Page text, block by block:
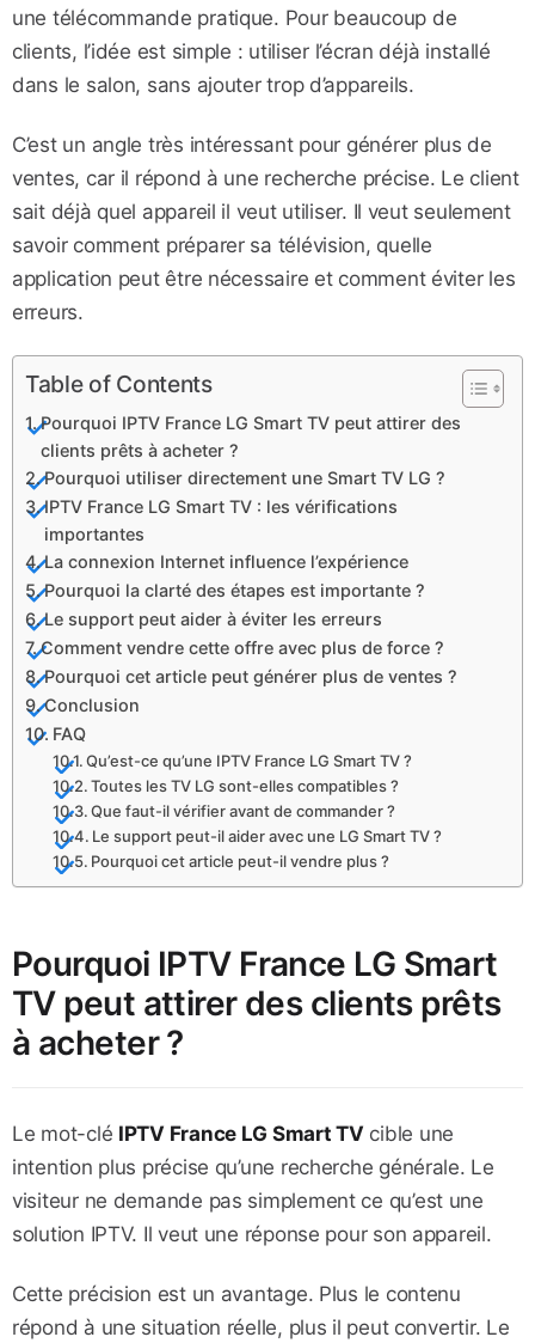
une télécommande pratique. Pour beaucoup de
clients, l’idée est simple : utiliser l’écran déjà installé
dans le salon, sans ajouter trop d’appareils.
C’est un angle très intéressant pour générer plus de
ventes, car il répond à une recherche précise. Le client
sait déjà quel appareil il veut utiliser. Il veut seulement
savoir comment préparer sa télévision, quelle
application peut être nécessaire et comment éviter les
erreurs.
Table of Contents
Pourquoi IPTV France LG Smart TV peut attirer des
clients prêts à acheter ?
Pourquoi utiliser directement une Smart TV LG ?
IPTV France LG Smart TV : les vérifications
importantes
La connexion Internet influence l’expérience
Pourquoi la clarté des étapes est importante ?
Le support peut aider à éviter les erreurs
Comment vendre cette offre avec plus de force ?
Pourquoi cet article peut générer plus de ventes ?
Conclusion
FAQ
Qu’est-ce qu’une IPTV France LG Smart TV ?
Toutes les TV LG sont-elles compatibles ?
Que faut-il vérifier avant de commander ?
Le support peut-il aider avec une LG Smart TV ?
Pourquoi cet article peut-il vendre plus ?
Pourquoi IPTV France LG Smart
TV peut attirer des clients prêts
à acheter ?
Le mot-clé IPTV France LG Smart TV cible une
intention plus précise qu’une recherche générale. Le
visiteur ne demande pas simplement ce qu’est une
solution IPTV. Il veut une réponse pour son appareil.
Cette précision est un avantage. Plus le contenu
répond à une situation réelle, plus il peut convertir. Le